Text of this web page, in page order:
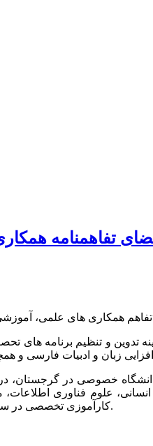
تفاهمنامه
و تنظیم برنامه های
علوم فناوری
کارآموزی تخصصی در سه مقطع کارشناسی، کارشناسی ارشد و دکترا دانشجو می‌پذیرد.